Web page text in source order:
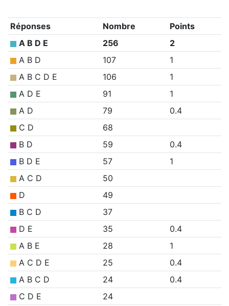
Réponses Nombre
Points
A B D E
256
2
A B D
107
1
A B C D E
106
1
A D E
91
1
A D
79
0.4
C D
68
B D
59
0.4
B D E
57
1
A C D
50
D
49
B C D
37
D E
35
0.4
A B E
28
1
A C D E
25
0.4
A B C D
24
0.4
C D E
24